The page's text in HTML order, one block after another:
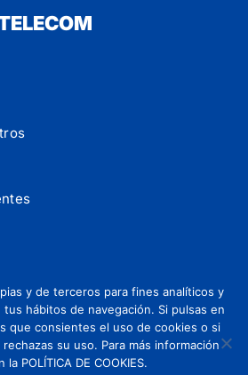
Telecom | Aviso legal
Política de
| Política de Cookies
TiktokFacebookYouTubeLinkedIn
y de terceros para fines analíticos y
hábitos de navegación. Si pulsas en
que consientes el uso de cookies o si
rechazas su uso. Para más información
la POLÍTICA DE COOKIES.